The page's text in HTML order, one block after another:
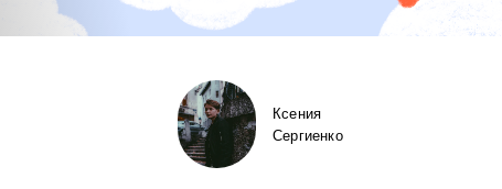
Ксения
Сергиенко